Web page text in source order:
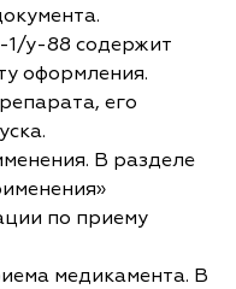
1/у-88 содержит
оформления.
его
В разделе
по приему
медикамента. В